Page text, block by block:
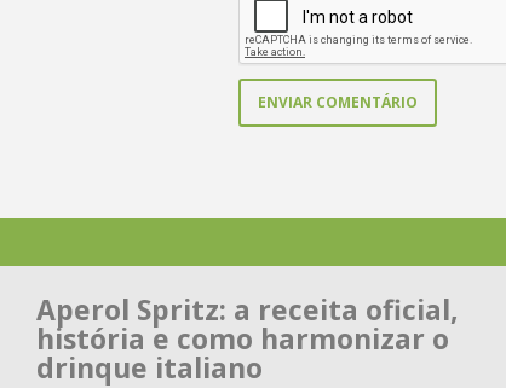
Aperol Spritz: a receita oficial,
história e como harmonizar o
drinque italiano